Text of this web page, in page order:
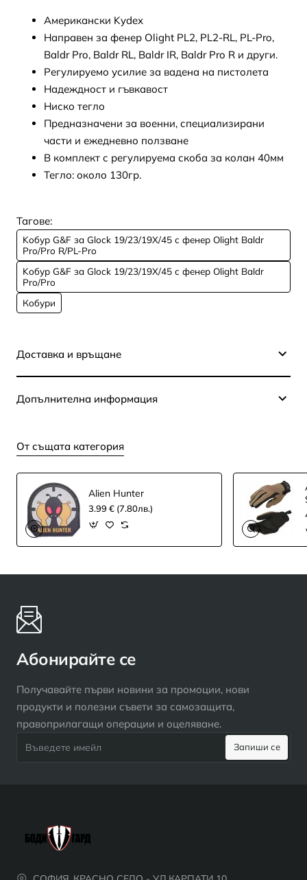
Американски Kydex
Направен за фенер Olight PL2, PL2-RL, PL-Pro,
Baldr Pro, Baldr RL, Baldr IR, Baldr Pro R и други.
Регулируемо усилие за вадена на пистолета
Надеждност и гъвкавост
Ниско тегло
Предназначени за военни, специализирани
части и ежедневно ползване
В комплект с регулируема скоба за колан 40мм
Тегло: около 130гр.
Тагове:
Koбур G&F за Glock 19/23/19X/45 с фенер Olight Baldr
Pro/Pro R/PL-Pro
Koбур G&F за Glock 19/23/19X/45 с фенер Olight Baldr
Pro/Pro
Кобури
Доставка и връщане
Допълнителна информация
От същата категория
Alien Hunter
3.99 € (7.80лв.)
Абонирайте се
Получавайте първи новини за промоции, нови
продукти и полезни съвети за самозащита,
правоприлагащи операции и оцеляване.
имейл
Запиши се